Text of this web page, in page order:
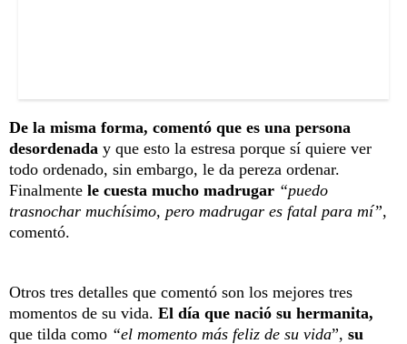
De la misma forma, comentó que es una persona
desordenada y que esto la estresa porque sí quiere ver
todo ordenado, sin embargo, le da pereza ordenar.
Finalmente le cuesta mucho madrugar “puedo
trasnochar muchísimo, pero madrugar es fatal para mí”,
comentó.
Otros tres detalles que comentó son los mejores tres
momentos de su vida. El día que nació su hermanita,
que tilda como “el momento más feliz de su vida”, su